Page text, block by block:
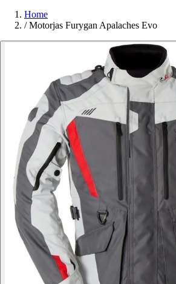
Home
/ Motorjas Furygan Apalaches Evo